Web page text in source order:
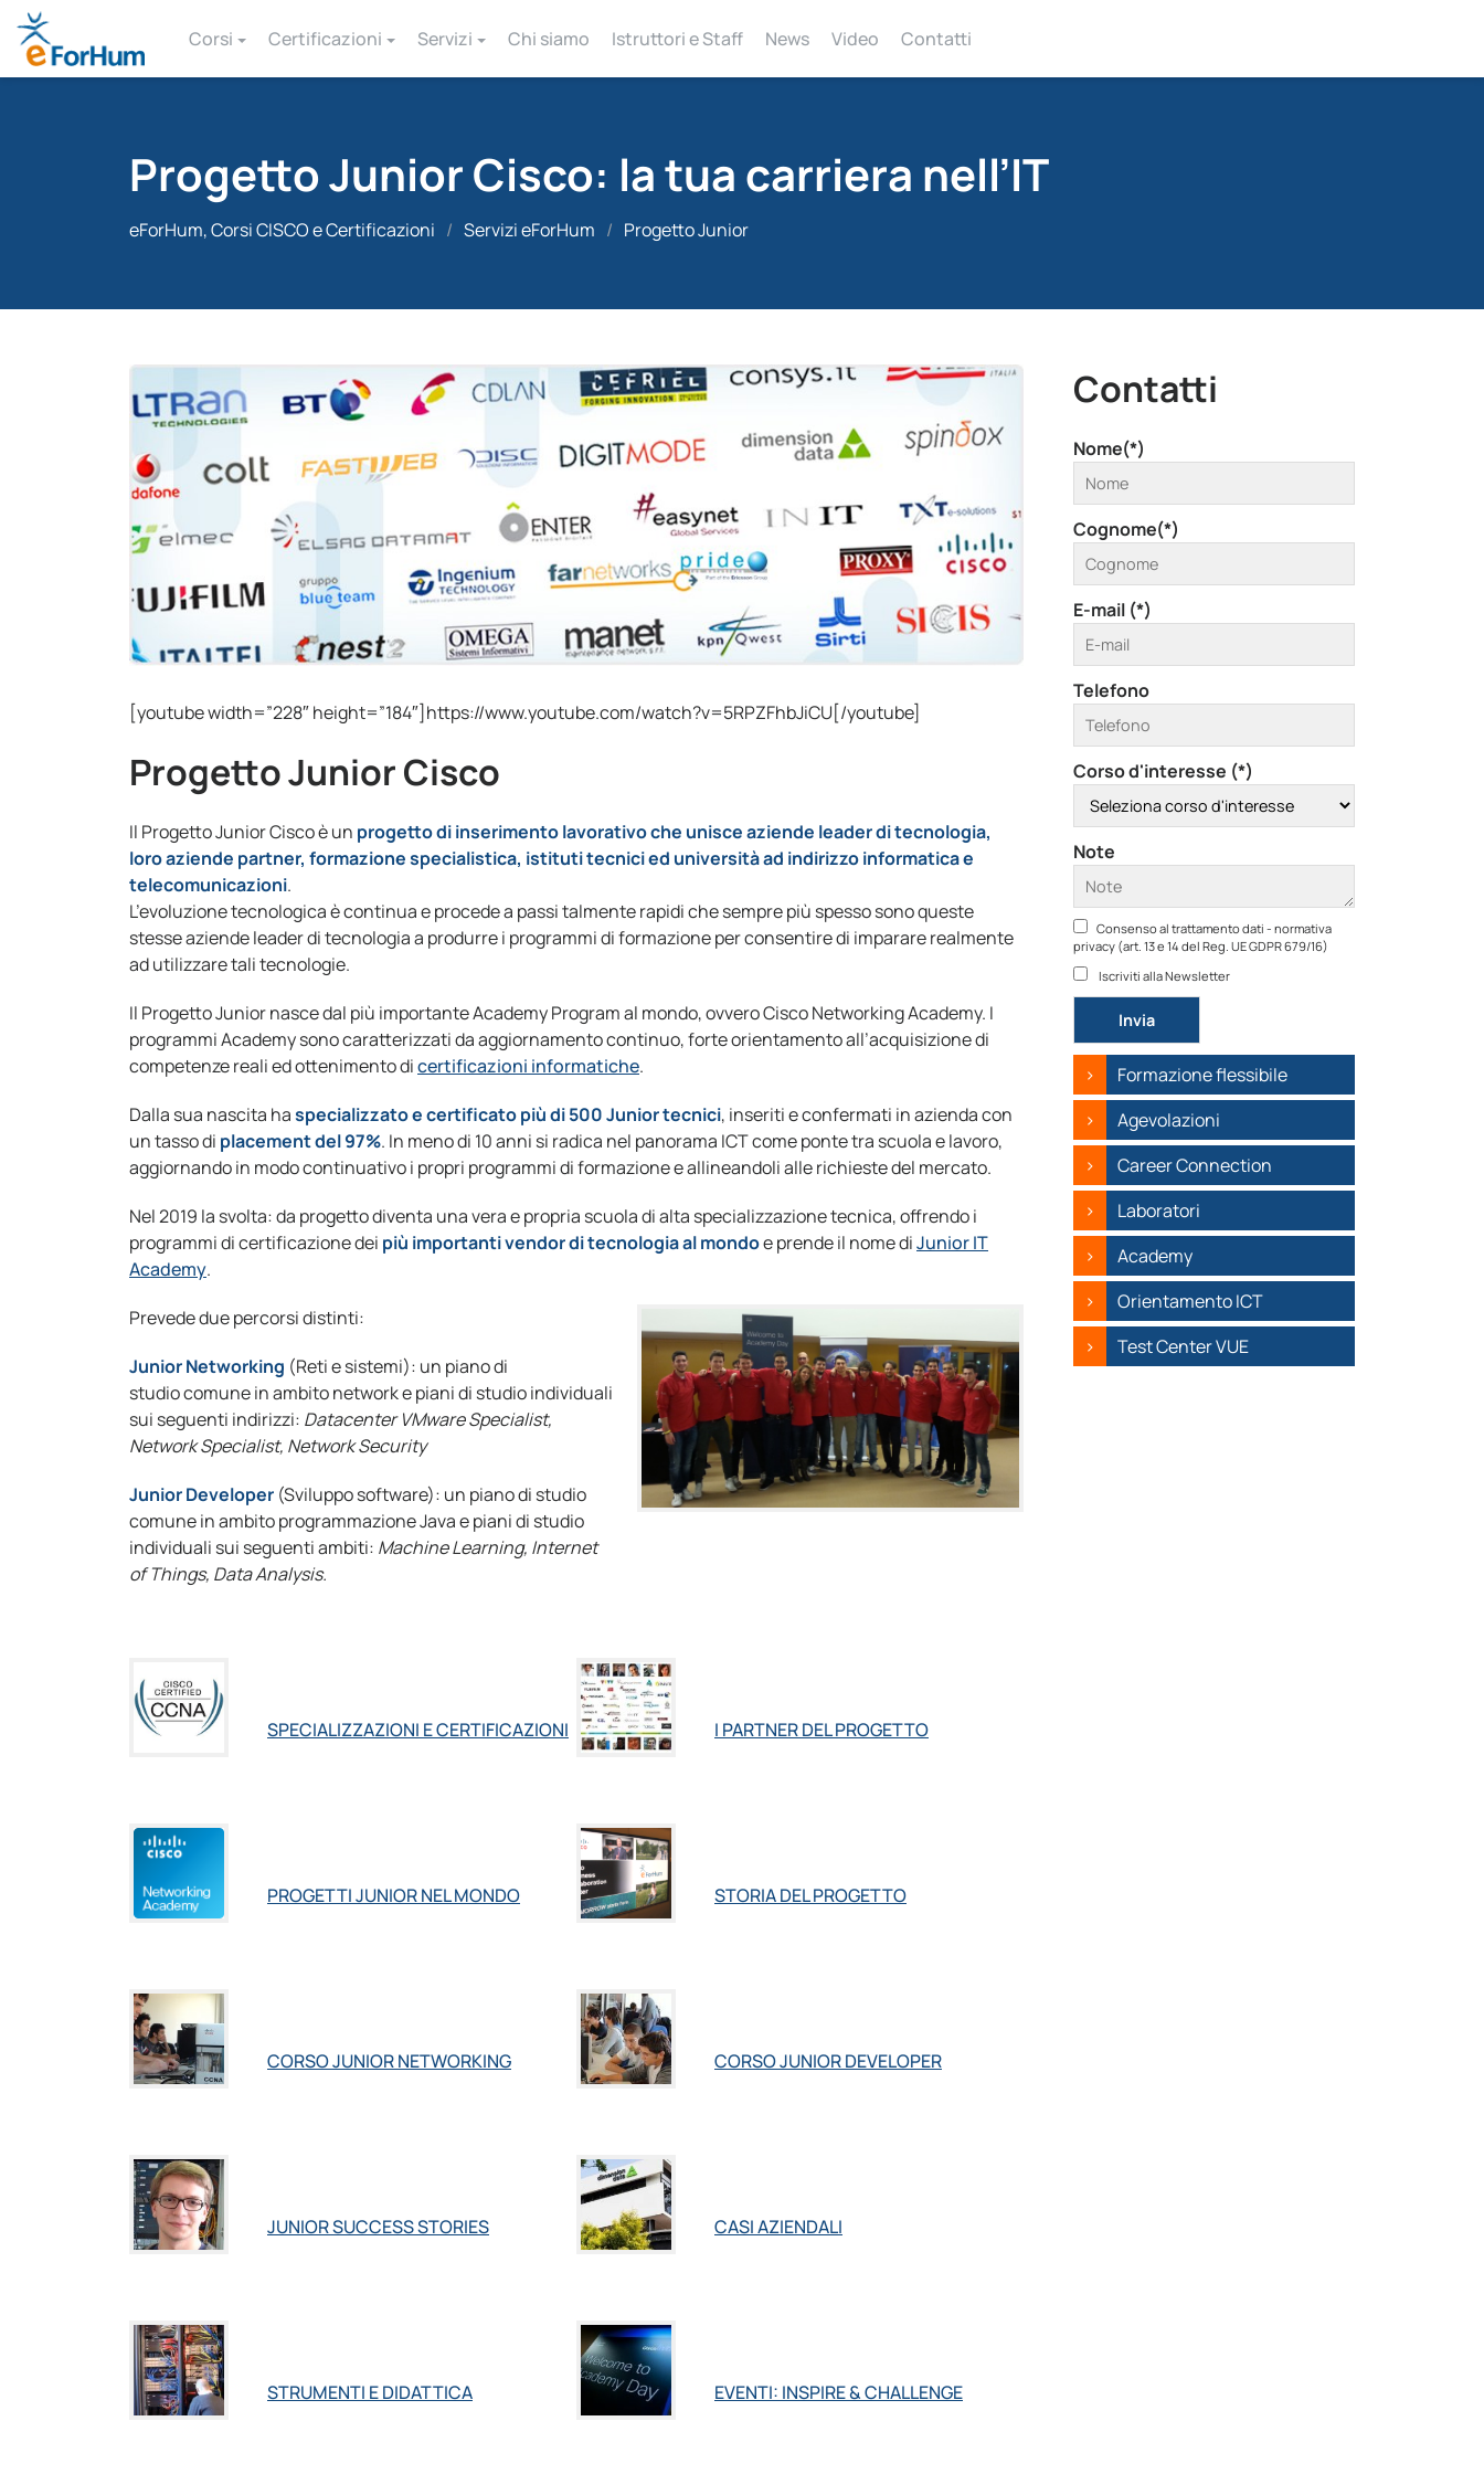
Corsi Certificazioni Servizi Chi siamo Istruttori e Staff News Video Contatti
Progetto Junior Cisco: la tua carriera nell’IT
eForHum, Corsi CISCO e Certificazioni / Servizi eForHum / Progetto Junior
[youtube width=”228″ height=”184″]https://www.youtube.com/watch?v=5RPZFhbJiCU[/youtube]
Progetto Junior Cisco
Il Progetto Junior Cisco è un progetto di inserimento lavorativo che unisce aziende leader di tecnologia,
loro aziende partner, formazione specialistica, istituti tecnici ed università ad indirizzo informatica e
telecomunicazioni.
L’evoluzione tecnologica è continua e procede a passi talmente rapidi che sempre più spesso sono queste
stesse aziende leader di tecnologia a produrre i programmi di formazione per consentire di imparare realmente
ad utilizzare tali tecnologie.
Il Progetto Junior nasce dal più importante Academy Program al mondo, ovvero Cisco Networking Academy. I
programmi Academy sono caratterizzati da aggiornamento continuo, forte orientamento all’acquisizione di
competenze reali ed ottenimento dicertificazioni informatiche.
Dalla sua nascita haspecializzato e certificato più di 500 Junior tecnici, inseriti e confermati in azienda con
un tasso di placement del 97%. In meno di 10 anni si radica nel panorama ICT come ponte tra scuola e lavoro,
aggiornando in modo continuativo i propri programmi di formazione e allineandoli alle richieste del mercato.
Nel 2019 la svolta: da progetto diventa una vera e propria scuola di alta specializzazione tecnica, offrendo i
programmi di certificazione dei più importanti vendor di tecnologia al mondoe prende il nome diJunior IT
Academy.
Prevede due percorsi distinti:
Junior Networking (Reti e sistemi): un piano di
studio comune in ambito network e piani di studio individuali
sui seguenti indirizzi: Datacenter VMware Specialist,
Network Specialist, Network Security
Junior Developer (Sviluppo software): un piano di studio
comune in ambito programmazione Java e piani di studio
individuali sui seguenti ambiti: Machine Learning, Internet
of Things, Data Analysis.
SPECIALIZZAZIONI E CERTIFICAZIONI I PARTNER DEL PROGETTO
PROGETTI JUNIOR NEL MONDO STORIA DEL PROGETTO
CORSO JUNIOR NETWORKING CORSO JUNIOR DEVELOPER
JUNIOR SUCCESS STORIES CASI AZIENDALI
STRUMENTI E DIDATTICA EVENTI: INSPIRE & CHALLENGE
Contatti
Nome(*)
Cognome(*)
E-mail (*)
Telefono
Corso d'interesse (*)
Note
Consenso al trattamento dati - normativa
privacy (art. 13 e 14 del Reg. UE GDPR 679/16)
Iscriviti alla Newsletter
Formazione flessibile
Agevolazioni
Career Connection
Laboratori
Academy
Orientamento ICT
Test Center VUE